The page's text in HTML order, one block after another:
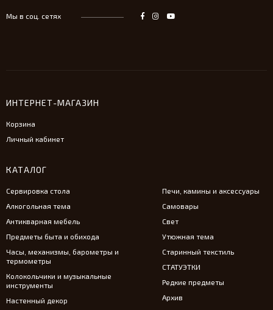
Мы в соц. сетях
ИНТЕРНЕТ-МАГАЗИН
Корзина
Личный кабинет
КАТАЛОГ
Сервировка стола
Алкогольная тема
Антикварная мебель
Предметы быта и обихода
Часы, механизмы, барометры и
термометры
Колокольчики и музыкальные
инструменты
Настенный декор
Печи, камины и аксессуары
Самовары
Свет
Утюжная тема
Старинный текстиль
СТАТУЭТКИ
Редкие предметы
Архив